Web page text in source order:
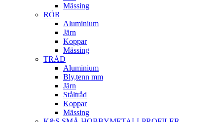
Mässing
RÖR
Aluminium
Järn
Koppar
Mässing
TRÅD
Aluminium
Bly,tenn mm
Järn
Ståltråd
Koppar
Mässing